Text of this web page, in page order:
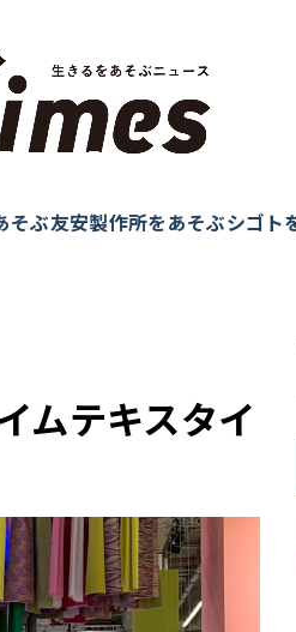
そぶ友安製作所をあそぶシゴト
ムテキスタイ